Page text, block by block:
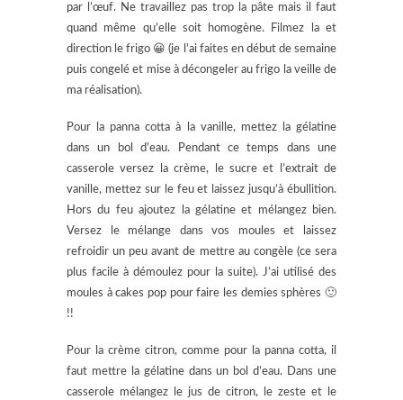
par l’œuf. Ne travaillez pas trop la pâte mais il faut
quand même qu’elle soit homogène. Filmez la et
direction le frigo 😀 (je l’ai faites en début de semaine
puis congelé et mise à décongeler au frigo la veille de
ma réalisation).
Pour la panna cotta à la vanille, mettez la gélatine
dans un bol d’eau. Pendant ce temps dans une
casserole versez la crème, le sucre et l’extrait de
vanille, mettez sur le feu et laissez jusqu’à ébullition.
Hors du feu ajoutez la gélatine et mélangez bien.
Versez le mélange dans vos moules et laissez
refroidir un peu avant de mettre au congèle (ce sera
plus facile à démoulez pour la suite). J’ai utilisé des
moules à cakes pop pour faire les demies sphères 🙂
!!
Pour la crème citron, comme pour la panna cotta, il
faut mettre la gélatine dans un bol d’eau. Dans une
casserole mélangez le jus de citron, le zeste et le